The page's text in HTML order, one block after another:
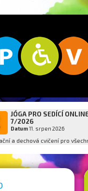
JÓGA PRO SEDÍCÍ ONLINE
7/2026
Datum11. srpen 2026
a dechová cvičení pro